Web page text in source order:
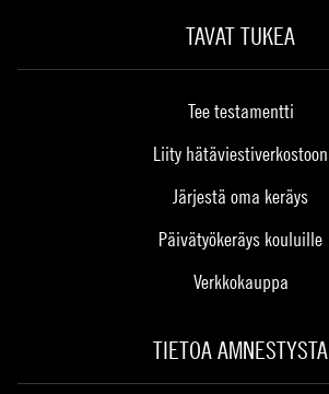
TAVAT TUKEA
Tee testamentti
Liity hätäviestiverkostoon
Järjestä oma keräys
Päivätyökeräys kouluille
Verkkokauppa
TIETOA AMNESTYSTA